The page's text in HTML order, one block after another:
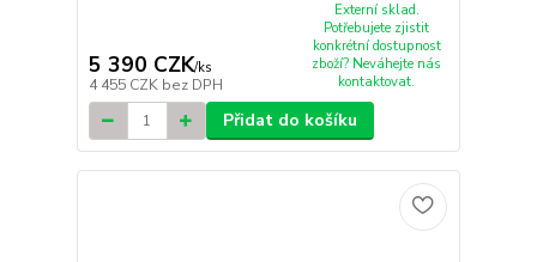
5 390 CZK/ks
4 455 CZK bez DPH
Externí sklad.
Potřebujete zjistit
konkrétní dostupnost
zboží? Neváhejte nás
kontaktovat.
Přidat do košíku